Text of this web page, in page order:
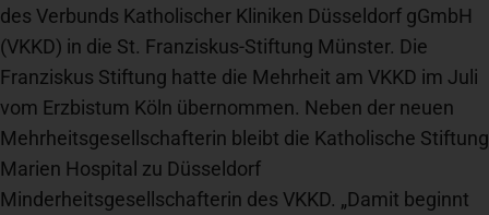
Spenden + Helfen
News
Spenden + Helfen
des Verbunds Katholischer Kliniken Düssel­dorf gGmbH
(VKKD) in die St. Franziskus-Stiftung Münster. Die
Franziskus Stiftung hatte die Mehrheit am VKKD im Juli
vom Erzbistum Köln übernommen. Neben der neuen
Mehrheitsgesellschafterin bleibt die Katholische Stiftung
Marien Hospital zu Düsseldorf
Minderheitsgesellschafterin des VKKD. „Damit beginnt